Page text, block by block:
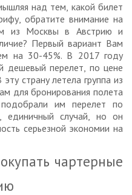
над тем, какой билет
обратите внимание на
из Москвы в Австрию и
Первый вариант Вам
на 30-45%. В 2017 году
дешевый перелет, по цене
страну летела группа из
для бронирования полета
им перелет по
единичный случай, но он
серьезной экономии на
чартерные